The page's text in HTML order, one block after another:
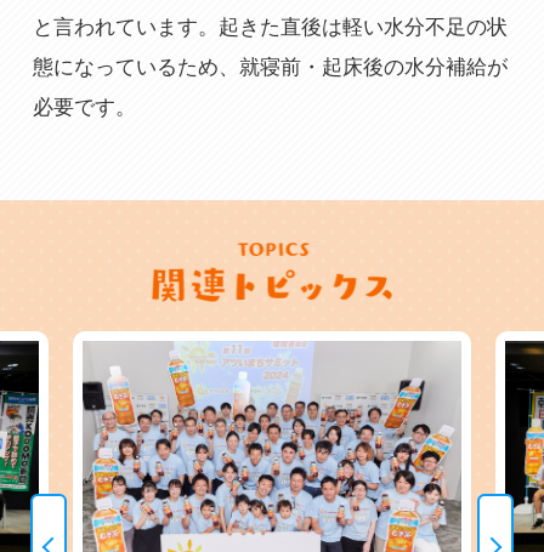
と言われています。起きた直後は軽い水分不足の状
態になっているため、就寝前・起床後の水分補給が
必要です。